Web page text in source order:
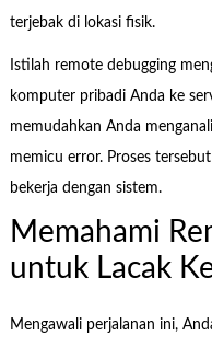
terjebak di lokasi fisik.
Istilah remote debugging
komputer pribadi Anda ke
memudahkan Anda
memicu error. Proses
bekerja dengan sistem.
Memahami
untuk Lacak
Mengawali perjalanan ini,